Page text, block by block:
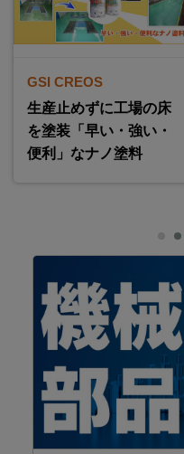
GSI CREOS
生産止めずに工場の床
を塗装「早い・強い・
便利」なナノ塗料